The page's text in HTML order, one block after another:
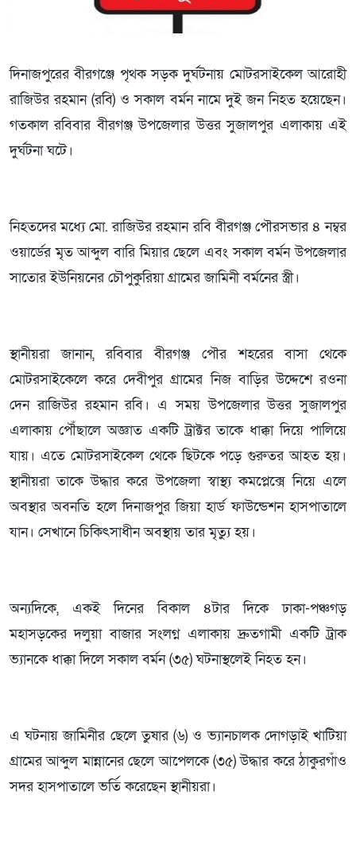
দিনাজপুরের বীরগঞ্জে পৃথক সড়ক দুর্ঘটনায় মোটরসাইকেল আরোহী
রাজিউর রহমান (রবি) ও সকাল বর্মন নামে দুই জন নিহত হয়েছেন।
গতকাল রবিবার বীরগঞ্জ উপজেলার উত্তর সুজালপুর এলাকায় এই
দুর্ঘটনা ঘটে।
নিহতদের মধ্যে মো. রাজিউর রহমান রবি বীরগঞ্জ পৌরসভার ৪ নম্বর
ওয়ার্ডের মৃত আব্দুল বারি মিয়ার ছেলে এবং সকাল বর্মন উপজেলার
সাতোর ইউনিয়নের চৌপুকুরিয়া গ্রামের জামিনী বর্মনের স্ত্রী।
স্থানীয়রা জানান, রবিবার বীরগঞ্জ পৌর শহরের বাসা থেকে
মোটরসাইকেলে করে দেবীপুর গ্রামের নিজ বাড়ির উদ্দেশে রওনা
দেন রাজিউর রহমান রবি। এ সময় উপজেলার উত্তর সুজালপুর
এলাকায় পৌঁছালে অজ্ঞাত একটি ট্রাক্টর তাকে ধাক্কা দিয়ে পালিয়ে
যায়। এতে মোটরসাইকেল থেকে ছিটকে পড়ে গুরুতর আহত হয়।
স্থানীয়রা তাকে উদ্ধার করে উপজেলা স্বাস্থ্য কমপ্লেক্সে নিয়ে এলে
অবস্থার অবনতি হলে দিনাজপুর জিয়া হার্ড ফাউন্ডেশন হাসপাতালে
যান। সেখানে চিকিৎসাধীন অবস্থায় তার মৃত্যু হয়।
অন্যদিকে, একই দিনের বিকাল ৪টার দিকে ঢাকা-পঞ্চগড়
মহাসড়কের দলুয়া বাজার সংলগ্ন এলাকায় দ্রুতগামী একটি ট্রাক
ভ্যানকে ধাক্কা দিলে সকাল বর্মন (৩৫) ঘটনাস্থলেই নিহত হন।
এ ঘটনায় জামিনীর ছেলে তুষার (৬) ও ভ্যানচালক দোগড়াই খাটিয়া
গ্রামের আব্দুল মান্নানের ছেলে আপেলকে (৩৫) উদ্ধার করে ঠাকুরগাঁও
সদর হাসপাতালে ভর্তি করেছেন স্থানীয়রা।